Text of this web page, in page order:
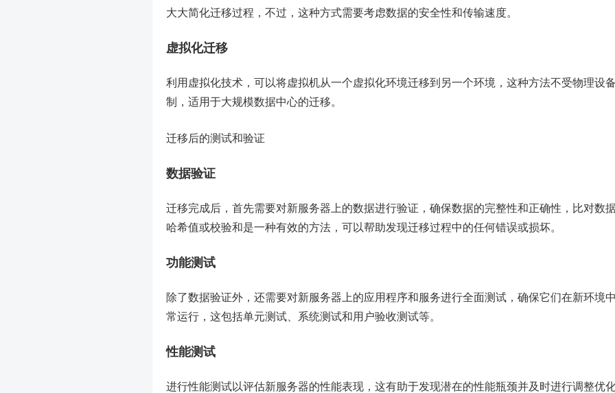
大大简化迁移过程，不过，这种方式需要考虑数据的安全性和传输速度。
虚拟化迁移
利用虚拟化技术，可以将虚拟机从一个虚拟化环境迁移到另一个环境，这种方法不受物理设
制，适用于大规模数据中心的迁移。
迁移后的测试和验证
数据验证
迁移完成后，首先需要对新服务器上的数据进行验证，确保数据的完整性和正确性，比对数
哈希值或校验和是一种有效的方法，可以帮助发现迁移过程中的任何错误或损坏。
功能测试
除了数据验证外，还需要对新服务器上的应用程序和服务进行全面测试，确保它们在新环境
常运行，这包括单元测试、系统测试和用户验收测试等。
性能测试
进行性能测试以评估新服务器的性能表现，这有助于发现潜在的性能瓶颈并及时进行调整优化